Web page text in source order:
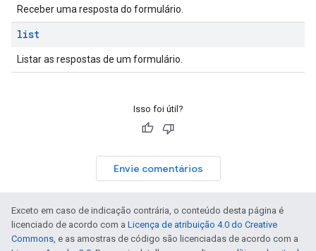
Receber uma resposta do formulário.
list
Listar as respostas de um formulário.
Isso foi útil?
Envie comentários
Exceto em caso de indicação contrária, o conteúdo desta página é
licenciado de acordo com a Licença de atribuição 4.0 do Creative
Commons, e as amostras de código são licenciadas de acordo com a